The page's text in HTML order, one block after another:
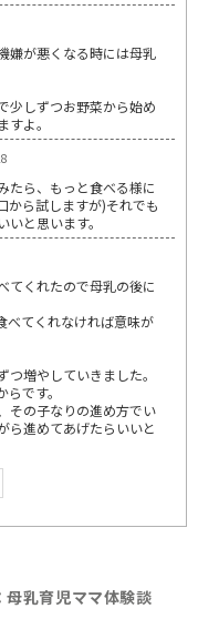
嫌が悪くなる時には母乳
少しずつお野菜から始め
よ。
たら、もっと食べる様に
から試しますが)それでも
と思います。
てくれたので母乳の後に
べてくれなければ意味が
増やしていきました。
です。
その子なりの進め方でい
ら進めてあげたらいいと
乳育児ママ体験談